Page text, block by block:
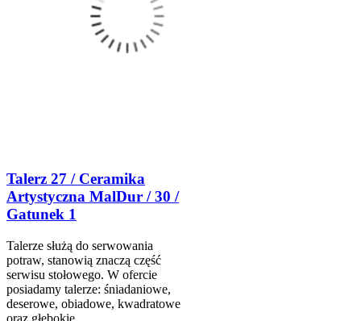
Talerz 27 / Ceramika
Artystyczna MalDur / 30 /
Gatunek 1
Talerze służą do serwowania
potraw, stanowią znaczą część
serwisu stołowego. W ofercie
posiadamy talerze: śniadaniowe,
deserowe, obiadowe, kwadratowe
oraz głębokie.